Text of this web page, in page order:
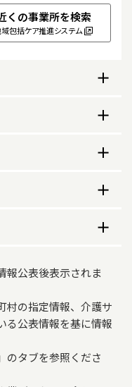
くの事業所を検索
包括ケア推進システム
能
対応していま
る資格
常勤 非常勤
額
額
円
円
報公表後表示されま
村の指定情報、介護サ
る公表情報を基に情報
のタブを参照くださ